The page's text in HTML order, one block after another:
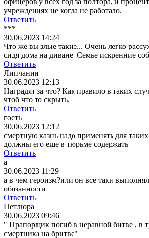
офицеров у всех год за полтора, и
учреждениях не когда не работало.
Ответить
***
30.06.2023 14:24
Что же вы злые такие... Очень легко
сидя дома на диване. Семье искренние
Ответить
Липчанин
30.06.2023 12:13
Наградят за что? Как правило в таких
чтоб что то скрыть.
Ответить
гость
30.06.2023 12:12
смертную казнь надо применять для
должны его еще в тюрьме содержать
Ответить
а
30.06.2023 11:29
а в чем героизм?или он все таки
обязанности
Ответить
Петлюра
30.06.2023 09:46
" Прапорщик погиб в неравной битве , в
смертника на бритве"